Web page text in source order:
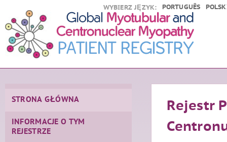
WYBIERZ JĘZYK: PORTUGUÊS
STRONA GŁÓWNA
INFORMACJE O TYM
REJESTRZE
Rejestr